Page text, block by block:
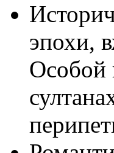
эпохи,
Особой